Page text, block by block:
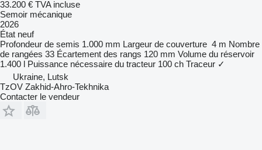
33.200 € TVA incluse
Semoir mécanique
2026
État neuf
Profondeur de semis 1.000 mm Largeur de couverture 4 m Nombre
de rangées 33 Écartement des rangs 120 mm Volume du réservoir
1.400 l Puissance nécessaire du tracteur 100 ch Traceur ✓
Ukraine, Lutsk
TzOV Zakhid-Ahro-Tekhnika
Contacter le vendeur